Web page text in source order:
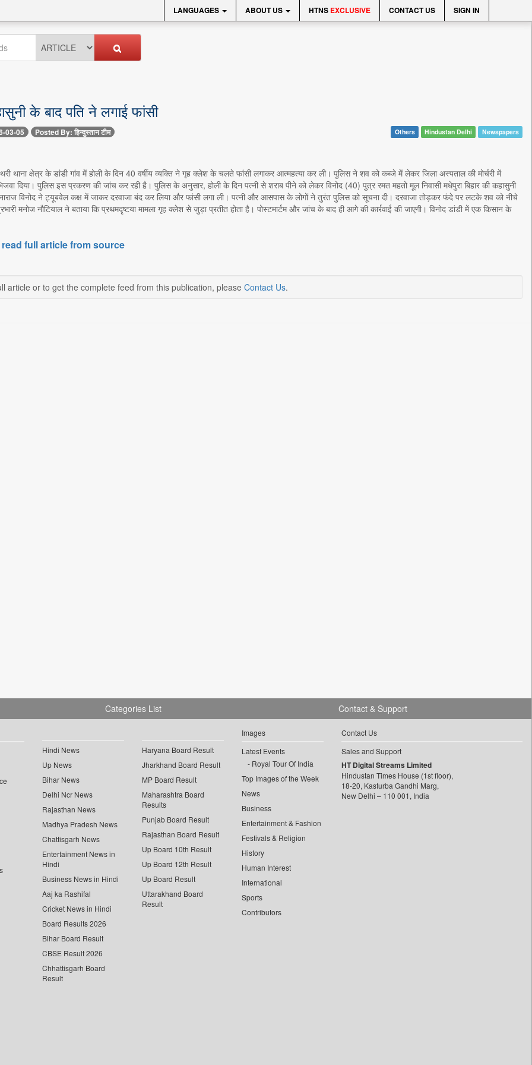
LANGUAGES ABOUT US HTNS EXCLUSIVE CONTACT US SIGN IN
के बाद पति ने लगाई फांसी
03-05 Posted By: हिन्दुस्तान टीम Others Hindustan Delhi Newspapers
पथरी थाना क्षेत्र के डांडी गांव में होली के दिन 40 वर्षीय व्यक्ति ने गृह क्लेश के चलते फांसी लगाकर आत्महत्या कर ली। पुलिस ने शव को कब्जे में लेकर जिला अस्पताल की मोर्चरी में
दिया। पुलिस इस प्रकरण की जांच कर रही है। पुलिस के अनुसार, होली के दिन पत्नी से शराब पीने को लेकर विनोद (40) पुत्र रमत महतो मूल निवासी मधेपुरा बिहार की कहासुनी
विनोद ने ट्यूबवेल कक्ष में जाकर दरवाजा बंद कर लिया और फांसी लगा ली। पत्नी और आसपास के लोगों ने तुरंत पुलिस को सूचना दी। दरवाजा तोड़कर फंदे पर लटके शव को नीचे
मनोज नौटियाल ने बताया कि प्रथमदृष्टया मामला गृह क्लेश से जुड़ा प्रतीत होता है। पोस्टमार्टम और जांच के बाद ही आगे की कार्रवाई की जाएगी। विनोद डांडी में एक किसान के
full article from source
article or to get the complete feed from this publication, please Contact Us.
Categories List
Hindi News
Up News
Bihar News
Delhi Ncr News
Rajasthan News
Madhya Pradesh News
Chattisgarh News
Entertainment News in
Hindi
Business News in Hindi
Aaj ka Rashifal
Cricket News in Hindi
Board Results 2026
Bihar Board Result
CBSE Result 2026
Chhattisgarh Board
Result
Haryana Board Result
Jharkhand Board Result
MP Board Result
Maharashtra Board
Results
Punjab Board Result
Rajasthan Board Result
Up Board 10th Result
Up Board 12th Result
Up Board Result
Uttarakhand Board
Result
Images
Latest Events
Royal Tour Of India
Top Images of the Week
News
Business
Entertainment & Fashion
Festivals & Religion
History
Human Interest
International
Sports
Contributors
Contact & Support
Contact Us
Sales and Support
HT Digital Streams Limited
Hindustan Times House (1st floor),
18-20, Kasturba Gandhi Marg,
New Delhi – 110 001, India